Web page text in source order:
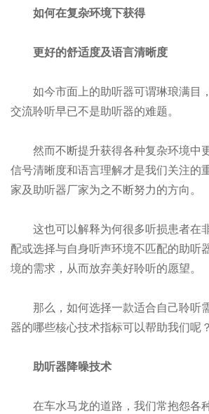
如何在复杂环境下获得
更好的舒适度及语言清晰度
如今市面上的助听器可谓琳琅满目
交流聆听早已不是助听器的难题。
然而不断提升获得各种复杂环境中
信号清晰度和语言理解才是我们关注的
家及助听器厂家为之不断努力的方向。
这也可以解释为何很多听损患者在
配或选择与自身听声环境不匹配的助听
境的需求，从而放弃美好聆听的愿望。
那么，如何选择一款适合自己聆听
器的哪些核心技术指标可以帮助我们呢？
助听器降噪技术
在车水马龙的道路，我们常抱怨各